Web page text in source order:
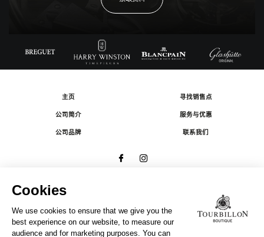
主页
公司简介
公司品牌
寻找销售点
服务与优惠
联系我们